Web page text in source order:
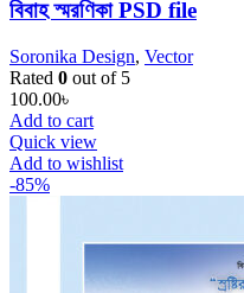
বিবাহ স্মরণিকা PSD file
Soronika Design, Vector
Rated 0 out of 5
100.00৳
Add to cart
Quick view
Add to wishlist
-85%